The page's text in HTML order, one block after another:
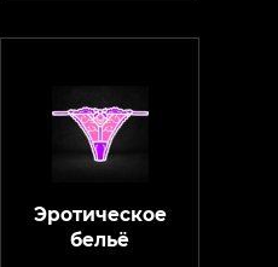
Эротическое
бельё